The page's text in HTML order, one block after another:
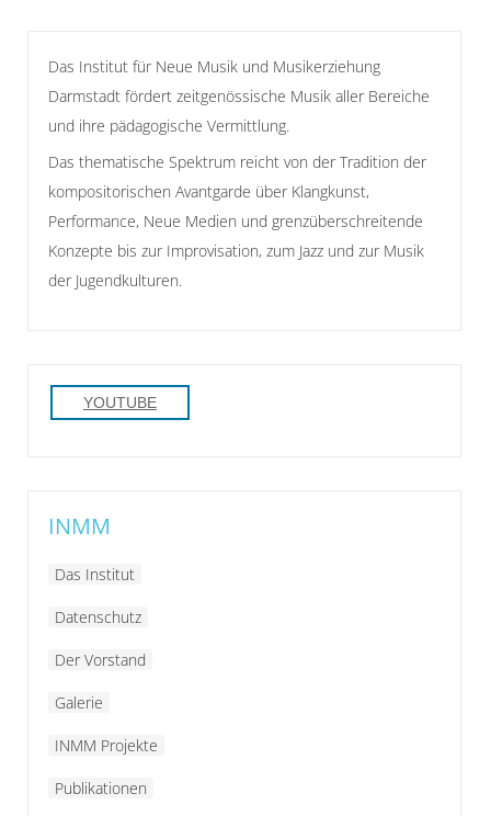
Das Institut für Neue Musik und Musikerziehung
Darmstadt fördert zeitgenössische Musik aller Bereiche
und ihre pädagogische Vermittlung.
Das thematische Spektrum reicht von der Tradition der
kompositorischen Avantgarde über Klangkunst,
Performance, Neue Medien und grenzüberschreitende
Konzepte bis zur Improvisation, zum Jazz und zur Musik
der Jugendkulturen.
YOUTUBE
INMM
Das Institut
Datenschutz
Der Vorstand
Galerie
INMM Projekte
Publikationen